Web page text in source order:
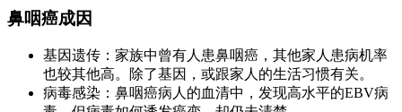
鼻咽癌成因
基因遗传：家族中曾有人患鼻咽癌，其他家人患病机率
也较其他高。除了基因，或跟家人的生活习惯有关。
病毒感染：鼻咽癌病人的血清中，发现高水平的EBV病